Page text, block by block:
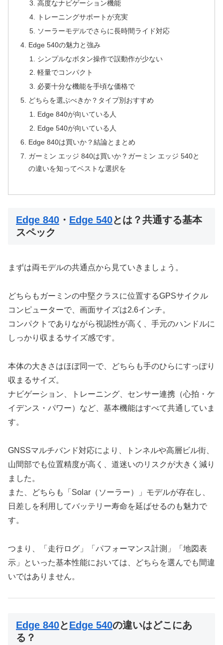
高度なナビゲーション機能
トレーニングサポートが充実
ソーラーモデルでさらに長時間ライド対応
Edge 540の魅力と強み
シンプルなボタン操作で誤動作が少ない
軽量でコンパクト
必要十分な機能を手頃な価格で
どちらを選ぶべきか？タイプ別おすすめ
Edge 840が向いている人
Edge 540が向いている人
Edge 840は買いか？結論とまとめ
ガーミン エッジ 840は買いか？ガーミン エッジ 540と
の違いを知ってベストな選択を
Edge 840 ・ Edge 540とは？共通する基本
スペック
まずは両モデルの共通点から見ていきましょう。
どちらもガーミンの中堅クラスに位置するGPSサイクル
コンピューターで、画面サイズは2.6インチ。
コンパクトでありながら視認性が高く、手元のハンドルに
しっかり収まるサイズ感です。
本体の大きさはほぼ同一で、どちらも手のひらにすっぽり
収まるサイズ。
ナビゲーション、トレーニング、センサー連携（心拍・ケ
イデンス・パワー）など、基本機能はすべて共通していま
す。
GNSSマルチバンド対応により、トンネルや高層ビル街、
山間部でも位置精度が高く、道迷いのリスクが大きく減り
ました。
また、どちらも「Solar（ソーラー）」モデルが存在し、
日差しを利用してバッテリー寿命を延ばせるのも魅力で
す。
つまり、「走行ログ」「パフォーマンス計測」「地図表
示」といった基本性能においては、どちらを選んでも間違
いではありません。
Edge 840とEdge 540の違いはどこにあ
る？